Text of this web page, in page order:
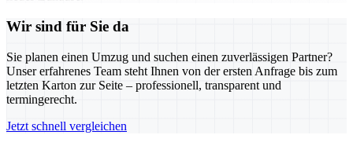
Wir sind für Sie da
Sie planen einen Umzug und suchen einen zuverlässigen Partner?
Unser erfahrenes Team steht Ihnen von der ersten Anfrage bis zum
letzten Karton zur Seite – professionell, transparent und
termingerecht.
Jetzt schnell vergleichen